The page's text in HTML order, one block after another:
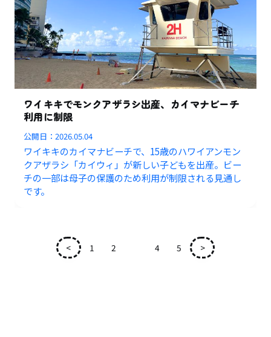
ワイキキでモンクアザラシ出産、カイマナビーチ
利用に制限
公開日：2026.05.04
ワイキキのカイマナビーチで、15歳のハワイアンモン
クアザラシ「カイウィ」が新しい子どもを出産。ビー
チの一部は母子の保護のため利用が制限される見通し
です。
< 1 2 4 5 >